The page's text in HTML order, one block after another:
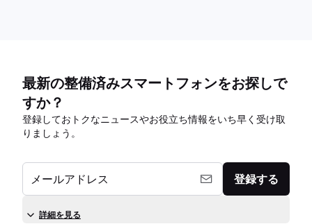
最新の整備済みスマートフォンをお探しで
すか？
登録しておトクなニュースやお役立ち情報をいち早く受け取
りましょう。
メールアドレス 登録する
詳細を見る